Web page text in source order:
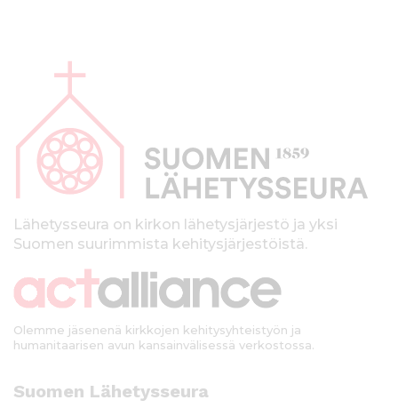
p
kLähetysseura on kirkon lähetysjärjestö ja yksi
Suomen suurimmista kehitysjärjestöistä.
Olemme jäsenenä kirkkojen kehitysyhteistyön ja
humanitaarisen avun kansainvälisessä verkostossa.
Suomen Lähetysseura